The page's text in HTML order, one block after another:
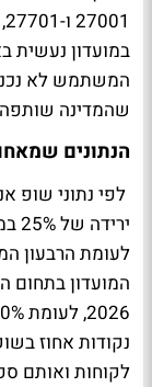
במועדון נעשית
המשתמש לא
שהמדינה שותפה
הנתונים
נקודות אחוז
לקוחות ואותם